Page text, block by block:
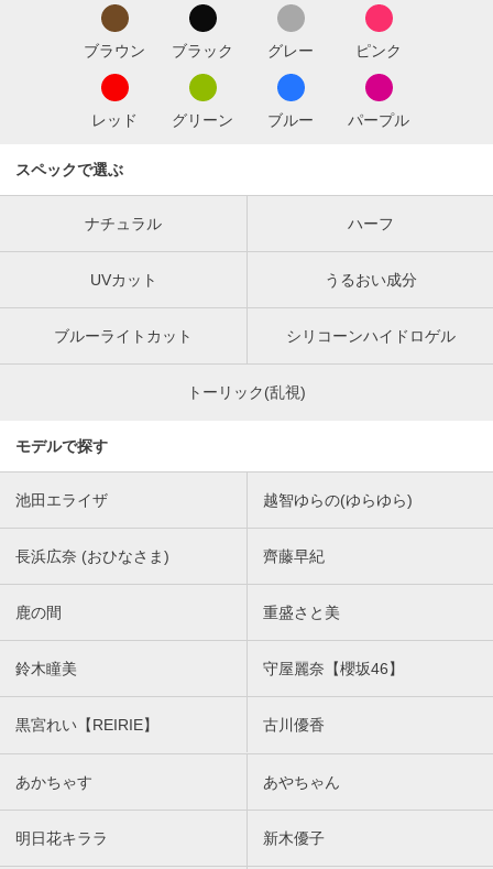
ブラウン ブラック グレー ピンク
レッド グリーン ブルー パープル
スペックで選ぶ
ナチュラル ハーフ
UVカット うるおい成分
ブルーライトカット シリコーンハイドロゲル
トーリック(乱視)
モデルで探す
池田エライザ 越智ゆらの(ゆらゆら)
長浜広奈 (おひなさま) 齊藤早紀
鹿の間 重盛さと美
鈴木瞳美 守屋麗奈【櫻坂46】
黒宮れい【REIRIE】 古川優香
あかちゃす あやちゃん
明日花キララ 新木優子